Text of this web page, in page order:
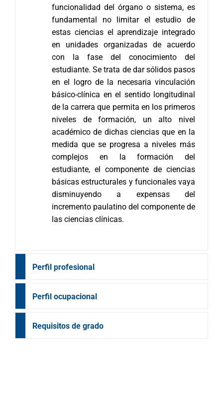
funcionalidad del órgano o sistema, es
fundamental no limitar el estudio de
estas ciencias el aprendizaje integrado
en unidades organizadas de acuerdo
con la fase del conocimiento del
estudiante. Se trata de dar sólidos pasos
en el logro de la necesaria vinculación
básico-clínica en el sentido longitudinal
de la carrera que permita en los primeros
niveles de formación, un alto nivel
académico de dichas ciencias que en la
medida que se progresa a niveles más
complejos en la formación del
estudiante, el componente de ciencias
básicas estructurales y funcionales vaya
disminuyendo a expensas del
incremento paulatino del componente de
las ciencias clínicas.
Perfil profesional
Perfil ocupacional
Requisitos de grado